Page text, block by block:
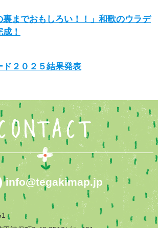
までおもしろい！！」和歌のウラデ
！
２０２５結果発表
info@tegakimap.jp